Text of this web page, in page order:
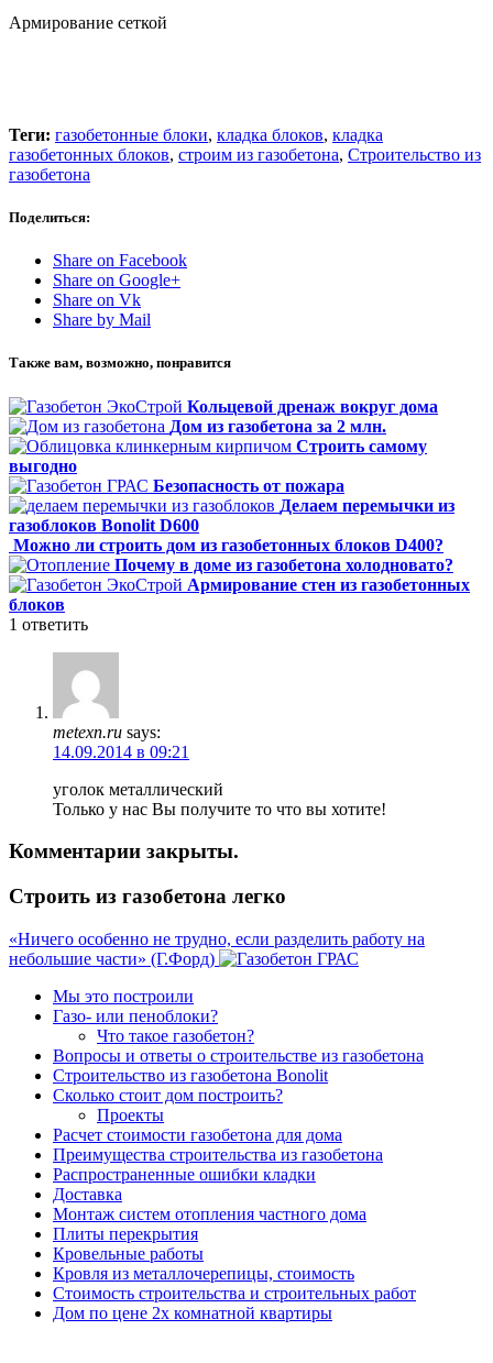
Армирование сеткой
Теги: газобетонные блоки, кладка блоков, кладка
газобетонных блоков, строим из газобетона, Строительство из
газобетона
Поделиться:
Share on Facebook
Share on Google+
Share on Vk
Share by Mail
Также вам, возможно, понравится
Кольцевой дренаж вокруг дома
Дом из газобетона за 2 млн.
Строить самому
выгодно
Безопасность от пожара
Делаем перемычки из
газоблоков Bonolit D600
Можно ли строить дом из газобетонных блоков D400?
Почему в доме из газобетона холодновато?
Армирование стен из газобетонных
блоков
1 ответить
metexn.ru says:
14.09.2014 в 09:21
уголок металлический
Только у нас Вы получите то что вы хотите!
Комментарии закрыты.
Строить из газобетона легко
«Ничего особенно не трудно, если разделить работу на
небольшие части» (Г.Форд)
Мы это построили
Газо- или пеноблоки?
Что такое газобетон?
Вопросы и ответы о строительстве из газобетона
Строительство из газобетона Bonolit
Сколько стоит дом построить?
Проекты
Расчет стоимости газобетона для дома
Преимущества строительства из газобетона
Распространенные ошибки кладки
Доставка
Монтаж систем отопления частного дома
Плиты перекрытия
Кровельные работы
Кровля из металлочерепицы, стоимость
Стоимость строительства и строительных работ
Дом по цене 2х комнатной квартиры